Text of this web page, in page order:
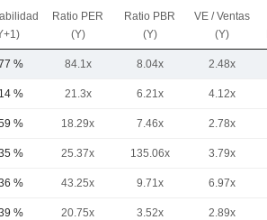
Ratio PER
(Y)
Ratio PBR
(Y)
VE / Ventas
(Y)
% 84.1x 8.04x 2.48x
% 21.3x 6.21x 4.12x
% 18.29x 7.46x 2.78x
% 25.37x 135.06x 3.79x
% 43.25x 9.71x 6.97x
% 20.75x 3.52x 2.89x